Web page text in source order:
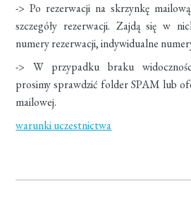
-> Po rezerwacji na skrzynkę
szczegóły rezerwacji. Zajdą się w
numery rezerwacji, indywidualne
-> W przypadku braku
prosimy sprawdzić folder SPAM lub
mailowej.
warunki uczestnictwa